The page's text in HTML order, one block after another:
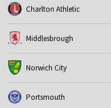
Charlton Athletic
Middlesbrough
Norwich City
Portsmouth